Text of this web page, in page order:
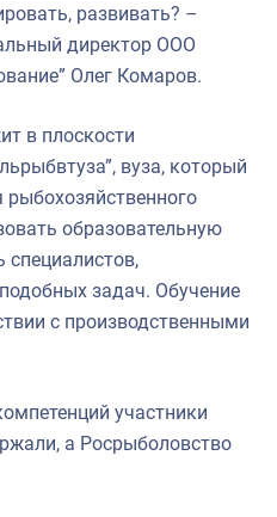
развивать? –
директор ООО
Олег Комаров.
в плоскости
вуза, который
рыбохозяйственного
образовательную
специалистов,
задач. Обучение
с производственными
участники
а Росрыболовство